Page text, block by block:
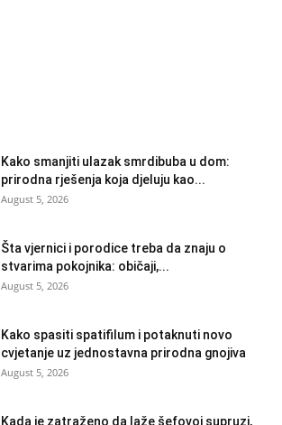
Kako smanjiti ulazak smrdibuba u dom:
prirodna rješenja koja djeluju kao...
August 5, 2026
Šta vjernici i porodice treba da znaju o
stvarima pokojnika: običaji,...
August 5, 2026
Kako spasiti spatifilum i potaknuti novo
cvjetanje uz jednostavna prirodna gnojiva
August 5, 2026
Kada je zatraženo da laže šefovoj supruzi,